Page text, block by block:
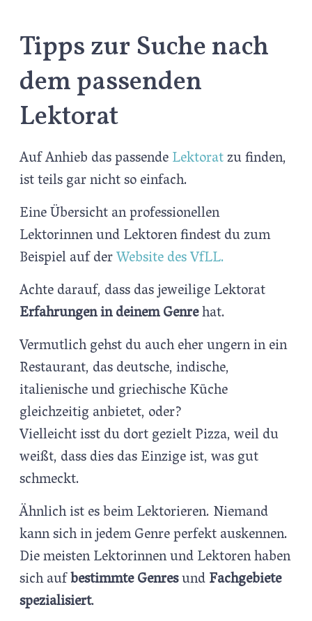
Tipps zur Suche nach
dem passenden
Lektorat
Auf Anhieb das passendeLektoratzu finden,
ist teils gar nicht so einfach.
Eine Übersicht an professionellen
Lektorinnen und Lektoren findest du zum
Beispiel auf derWebsite des VfLL.
Achte darauf, dass das jeweilige Lektorat
Erfahrungen in deinem Genrehat.
Vermutlich gehst du auch eher ungern in ein
Restaurant, das deutsche, indische,
italienische und griechische Küche
gleichzeitig anbietet, oder?
Vielleicht isst du dort gezielt Pizza, weil du
weißt, dass dies das Einzige ist, was gut
schmeckt.
Ähnlich ist es beim Lektorieren. Niemand
kann sich in jedem Genre perfekt auskennen.
Die meisten Lektorinnen und Lektoren haben
sich aufbestimmte GenresundFachgebiete
spezialisiert.